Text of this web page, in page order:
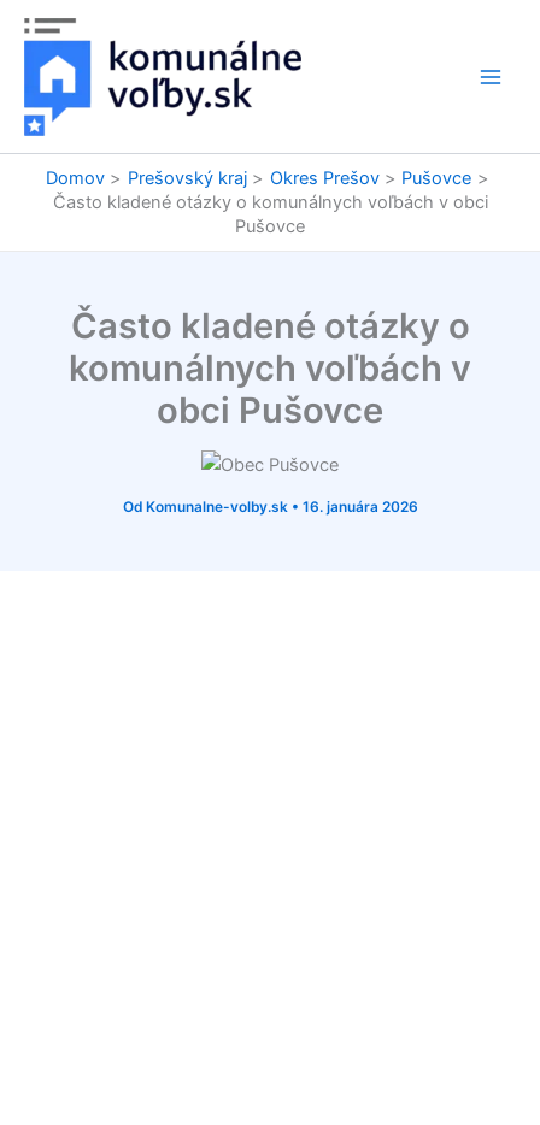
Preskočiť
obsah
Domov Prešovský kraj Okres Prešov
Pušovce
Často kladené otázky o komunálnych voľbách v obci
Pušovce
Často kladené otázky o
komunálnych voľbách v
obci Pušovce
Od Komunalne-volby.sk • 16. januára 2026